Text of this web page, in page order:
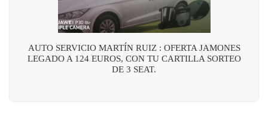
AUTO SERVICIO MARTÍN RUIZ : OFERTA JAMONES
LEGADO A 124 EUROS, CON TU CARTILLA SORTEO
DE 3 SEAT.